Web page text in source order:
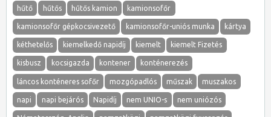
hűtő hűtős hűtős kamion kamionsofőr
kamionsofőr gépkocsivezető kamionsofőr-uniós munka kártya
kéthetelős kiemelkedő napidíj kiemelt kiemelt Fizetés
kisbusz kocsigazda kontener konténerezés
láncos konténeres sofőr mozgópadlós műszak muszakos
napi napi bejárós Napidíj nem UNIO-s nem uniózós